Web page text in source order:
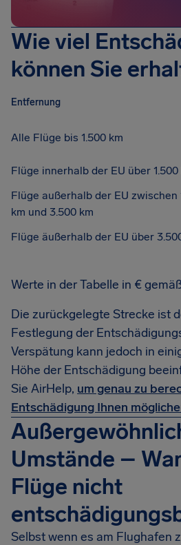
Wie viel
können Sie
Entfernung
Alle Flüge bis 1.500 km
Flüge innerhalb der EU über 1.500
Flüge außerhalb der EU zwischen
km und 3.500 km
Flüge äußerhalb der EU über
Werte in der Tabelle in €
Die zurückgelegte Strecke ist
Festlegung der
Verspätung kann jedoch in
Höhe der Entschädigung
Sie AirHelp, um genau zu
Entschädigung Ihnen
Umstände –
Flüge nicht
Selbst wenn es am Flughafen